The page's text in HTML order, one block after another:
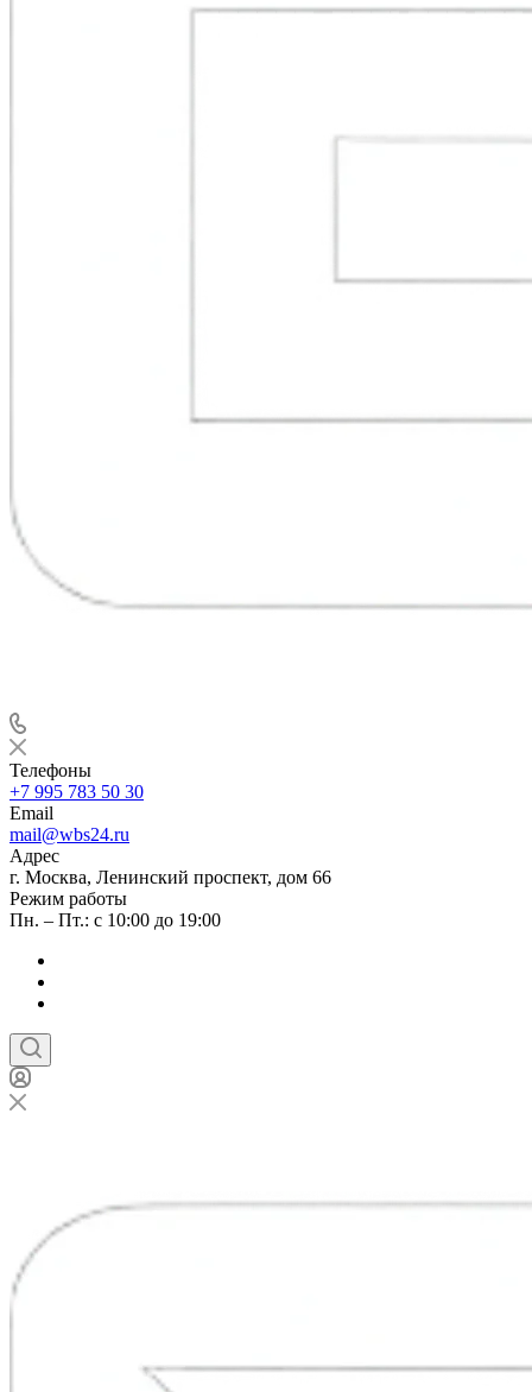
Телефоны
+7 995 783 50 30
Email
mail@wbs24.ru
Адрес
г. Москва, Ленинский проспект, дом 66
Режим работы
Пн. – Пт.: с 10:00 до 19:00